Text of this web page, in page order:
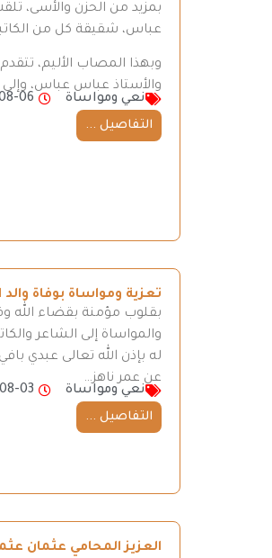
بمزيد من الحزن والأسى،
عباس، شقيقة كل من
وبهذا المصاب الأليم،
والأستاذ عباس عباس،
نعي ومواساة
06
التفاصيل ...
تعزية ومواساة بوفاة
بقلوب مؤمنة بقضاء الله
والمواساة إلى الشاعر
له بإذن الله تعالى عبدي
عن عمر ناهز…
نعي ومواساة
03
التفاصيل ...
العزيز المحامي عثمان